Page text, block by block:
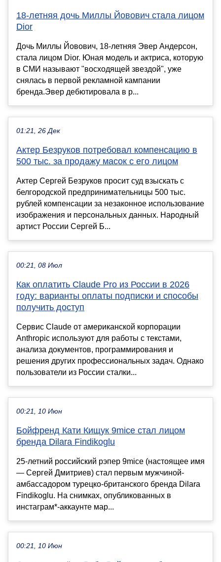
18-летняя дочь Миллы Йовович стала лицом
Dior
Дочь Миллы Йовович, 18-летняя Эвер Андерсон,
стала лицом Dior. Юная модель и актриса, которую
в СМИ называют "восходящей звездой", уже
снялась в первой рекламной кампании
бренда.Эвер дебютировала в р...
01:21, 26 Дек
Актер Безруков потребовал компенсацию в
500 тыс. за продажу масок с его лицом
Актер Сергей Безруков просит суд взыскать с
белгородской предпринимательницы 500 тыс.
рублей компенсации за незаконное использование
изображения и персональных данных. Народный
артист России Сергей Б...
00:21, 08 Июл
Как оплатить Claude Pro из России в 2026
году: варианты оплаты подписки и способы
получить доступ
Сервис Claude от американской корпорации
Anthropic используют для работы с текстами,
анализа документов, программирования и
решения других профессиональных задач. Однако
пользователи из России сталки...
00:21, 10 Июн
Бойфренд Кати Кищук 9mice стал лицом
бренда Dilara Findikoglu
25-летний российский рэпер 9mice (настоящее имя
— Сергей Дмитриев) стал первым мужчиной-
амбассадором турецко-британского бренда Dilara
Findikoglu. На снимках, опубликованных в
инстаграм*-аккаунте мар...
00:21, 10 Июн